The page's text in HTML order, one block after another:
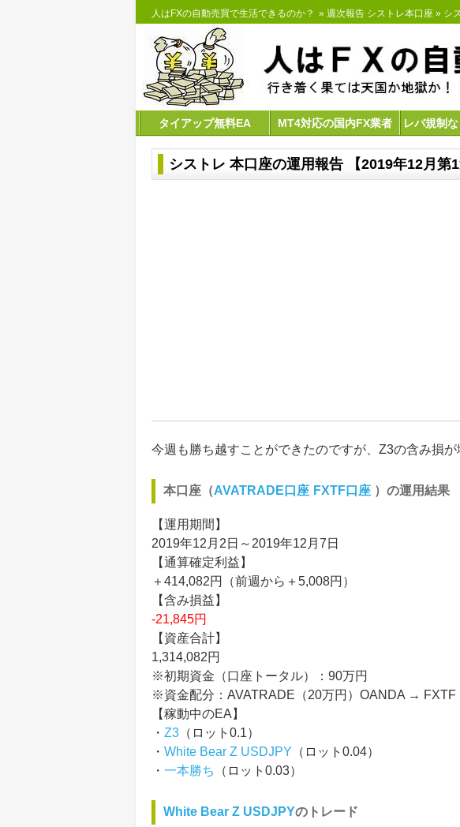
人はFXの自動売買で生活できるのか？ » 週次報告 シストレ本口座 » シ
タイアップ無料EA MT4対応の国内FX業者 レバ規制
シストレ 本口座の運用報告 【2019年12月第1
今週も勝ち越すことができたのですが、Z3の含み損が
本口座（AVATRADE口座 FXTF口座 ）の運用結果
【運用期間】
2019年12月2日～2019年12月7日
【通算確定利益】
＋414,082円（前週から＋5,008円）
【含み損益】
-21,845円
【資産合計】
1,314,082円
※初期資金（口座トータル）：90万円
※資金配分：AVATRADE（20万円）OANDA → FXTF
【稼動中のEA】
・ Z3 （ロット0.1）
・ White Bear Z USDJPY （ロット0.04）
・ 一本勝ち （ロット0.03）
White Bear Z USDJPYのトレード